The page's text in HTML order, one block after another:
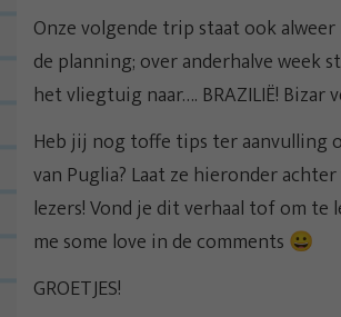
Onze volgende trip staat ook alweer
de planning; over anderhalve week
het vliegtuig naar…. BRAZILIË! Bizar
Heb jij nog toffe tips ter aanvulling
van Puglia? Laat ze hieronder
lezers! Vond je dit verhaal tof om te
me some love in de comments 😀
GROETJES!